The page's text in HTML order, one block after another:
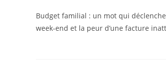
Budget familial : un mot qui
week‑end et la peur d’une facture